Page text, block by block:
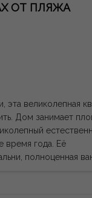
кафе,
минутах езды.
востребованных
ошибки.
ОТ ПЛЯЖА
великолепная
66
года. Её
полноценная